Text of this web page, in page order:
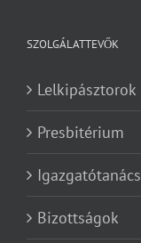
SZOLGÁLATTEVŐK
Lelkipásztorok
Presbitérium
Igazgatótanács
Bizottságok